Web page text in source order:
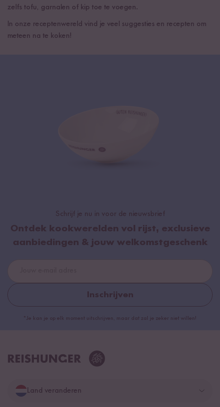
zelfs tofu, garnalen of kip toe te voegen.
In onze receptenwereld vind je veel suggesties en recepten om
meteen na te koken!
Schrijf je nu in voor de nieuwsbrief
Ontdek kookwerelden vol rijst, exclusieve
aanbiedingen & jouw welkomstgeschenk
Inschrijven
*Je kan je op elk moment uitschrijven, maar dat zal je zeker niet willen!
Land veranderen